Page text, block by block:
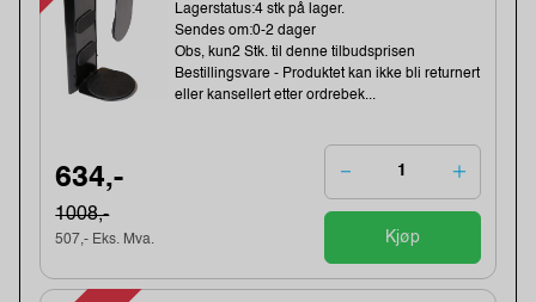
Lagerstatus:4 stk på lager.
Sendes om:0-2 dager
Obs, kun2 Stk. til denne tilbudsprisen
Bestillingsvare - Produktet kan ikke bli returnert
eller kansellert etter ordrebek...
634,-
1008,-
507,- Eks. Mva. Kjøp